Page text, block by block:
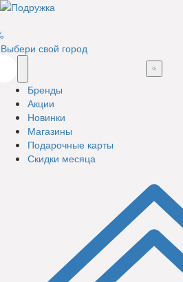
Выбери свой город
Бренды
Акции
Новинки
Магазины
Подарочные карты
Скидки месяца